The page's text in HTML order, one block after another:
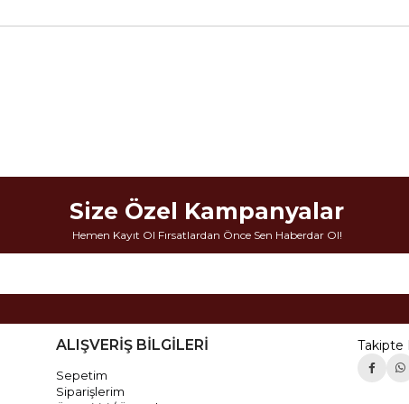
Size Özel Kampanyalar
Hemen Kayıt Ol Fırsatlardan Önce Sen Haberdar Ol!
ALIŞVERİŞ BİLGİLERİ
Sepetim
Siparişlerim
Takipte